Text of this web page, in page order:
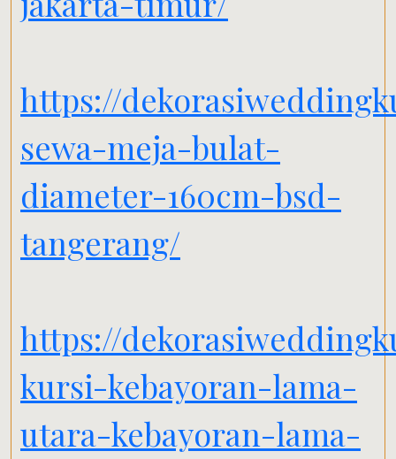
https://
sewa-meja-bulat-
diameter-160cm-bsd-
tangerang/
https://
kursi-kebayoran-lama-
utara-kebayoran-lama-